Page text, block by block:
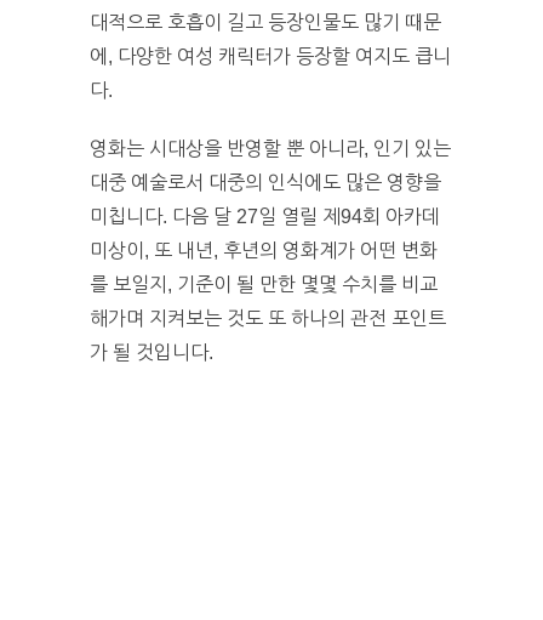
대적으로 호흡이 길고 등장인물도 많기 때문
에, 다양한 여성 캐릭터가 등장할 여지도 큽니
다.
영화는 시대상을 반영할 뿐 아니라, 인기 있는
대중 예술로서 대중의 인식에도 많은 영향을
미칩니다. 다음 달 27일 열릴 제94회 아카데
미상이, 또 내년, 후년의 영화계가 어떤 변화
를 보일지, 기준이 될 만한 몇몇 수치를 비교
해가며 지켜보는 것도 또 하나의 관전 포인트
가 될 것입니다.